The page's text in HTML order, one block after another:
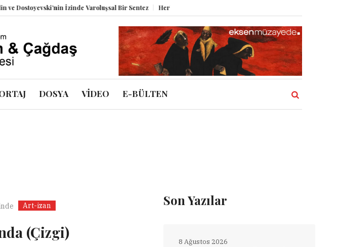
İzinde Varoluşsal Bir Sentez Herbert Melzig ve Atatürk
DOSYA VİDEO E-BÜLTEN
Art-izan
(Çizgi)
Son Yazılar
8 Ağustos 2026